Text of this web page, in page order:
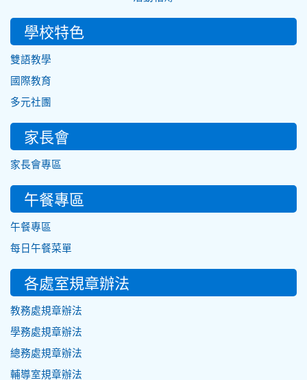
學校特色
雙語教學
國際教育
多元社團
家長會
家長會專區
午餐專區
午餐專區
每日午餐菜單
各處室規章辦法
教務處規章辦法
學務處規章辦法
總務處規章辦法
輔導室規章辦法